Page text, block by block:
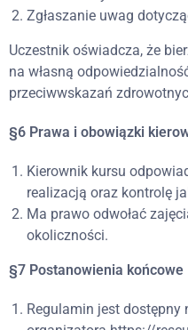
Zgłaszanie uwag
Uczestnik oświadcza, że
na własną
przeciwwskazań
§6 Prawa i obowiązki
Kierownik kursu
realizacją oraz kontrolę
Ma prawo odwołać
okoliczności.
§7 Postanowienia końcowe
Regulamin jest dostępny